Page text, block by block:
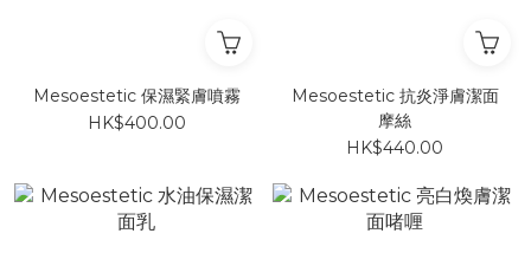
Mesoestetic 保濕緊膚噴霧
HK$400.00
Mesoestetic 抗炎淨膚潔面
摩絲
HK$440.00